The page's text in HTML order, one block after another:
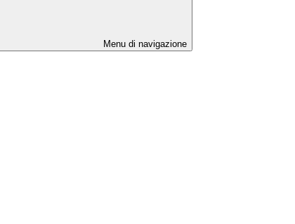
Menu di navigazione